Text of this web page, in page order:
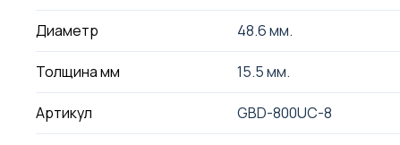
Диаметр 48.6 мм.
Толщина мм 15.5 мм.
Артикул GBD-800UC-8